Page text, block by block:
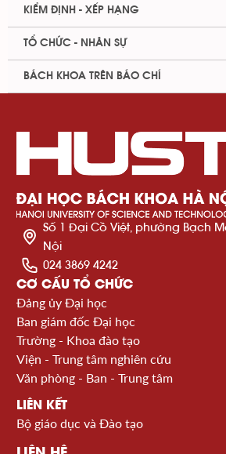
KIỂM ĐỊNH - XẾP HẠNG
TỔ CHỨC - NHÂN SỰ
BÁCH KHOA TRÊN BÁO CHÍ
Số 1 Đại Cồ Việt, phường Bạch
Nội
024 3869 4242
CƠ CẤU TỔ CHỨC
Đảng ủy Đại học
Ban giám đốc Đại học
Trường - Khoa đào tạo
Viện - Trung tâm nghiên cứu
Văn phòng - Ban - Trung tâm
LIÊN KẾT
Bộ giáo dục và Đào tạo